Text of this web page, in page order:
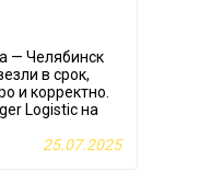
— Челябинск
в срок,
и корректно.
Logistic на
25.07.2025